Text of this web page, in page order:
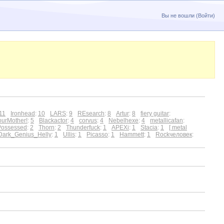
Вы не вошли (Войти)
11 Ironhead : 10 LARS: 9 REsearch: 8 Artur: 8 fiery guitar:
: 5 Blackactor: 4 corvus: 4 Nebelhexe: 4 metallicafan:
: 2 Thorn: 2 Thunderfuck: 1 APEXi: 1 Stacia: 1
[ metal
: 1 Ullis: 1 Picasso: 1 Hammett: 1 Rockчеловек: